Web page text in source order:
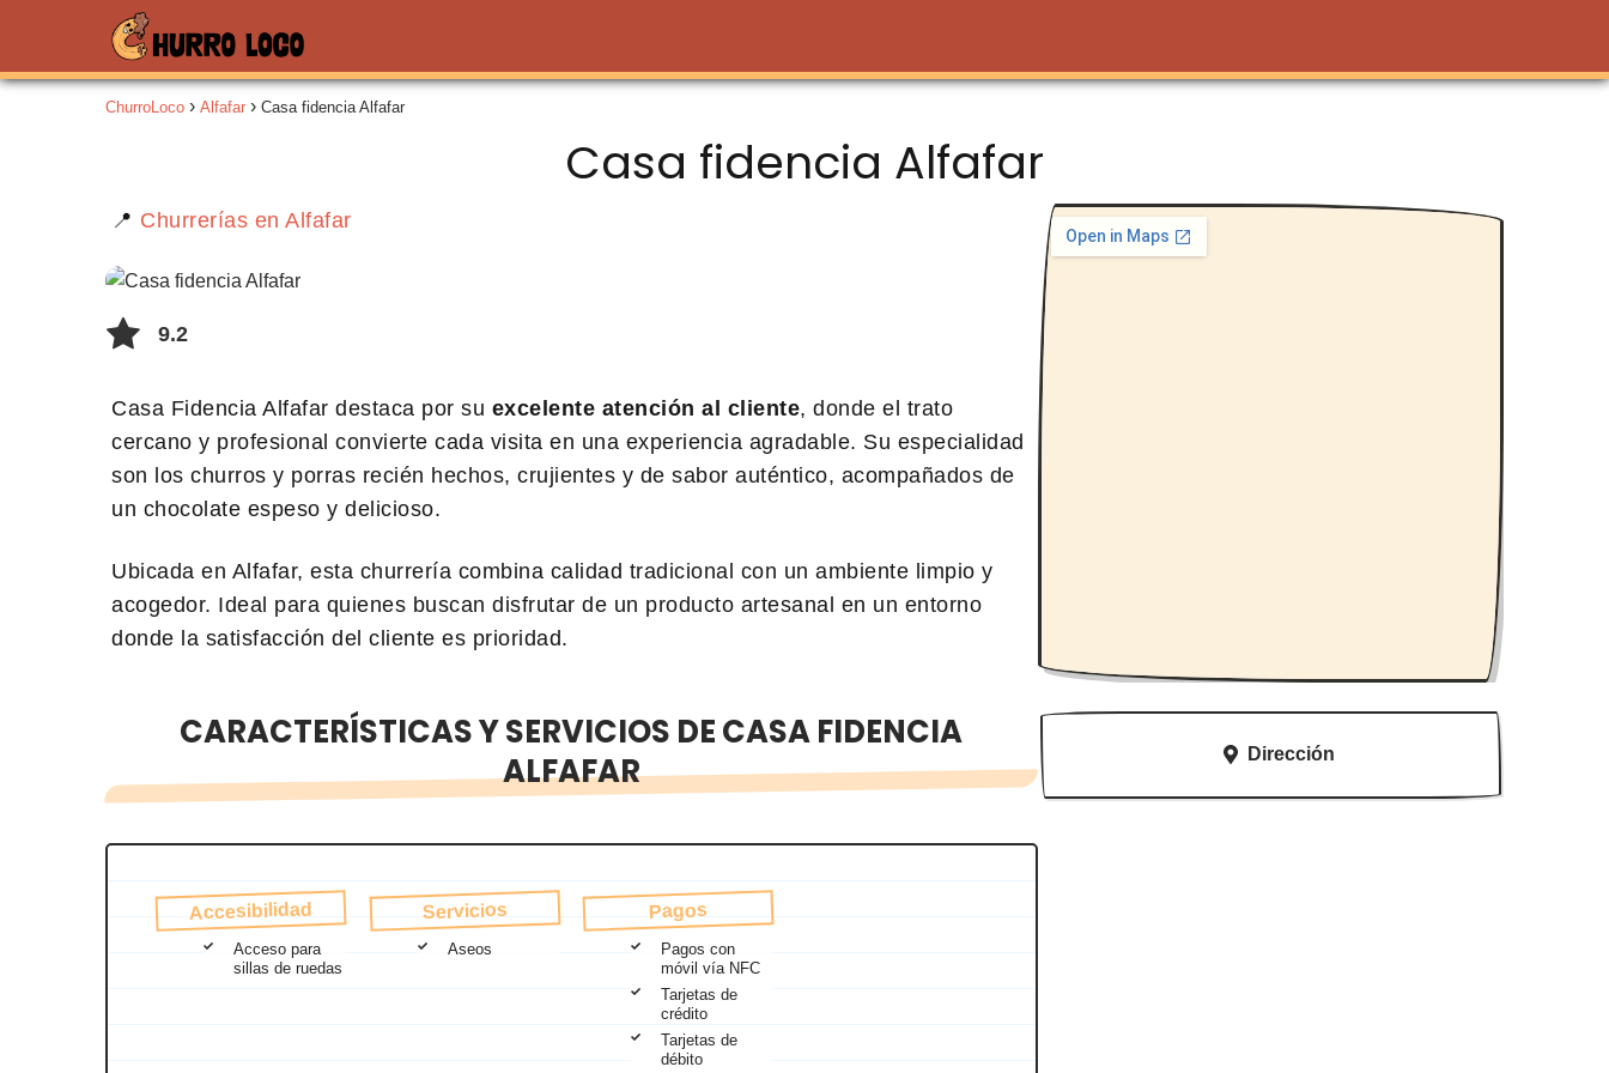
ChurroLoco Alfafar Casa fidencia Alfafar
Casa fidencia Alfafar
📍 Churrerías en Alfafar
9.2
Casa Fidencia Alfafar destaca por su excelente atención al cliente, donde el trato
cercano y profesional convierte cada visita en una experiencia agradable. Su especialidad
son los churros y porras recién hechos, crujientes y de sabor auténtico, acompañados de
un chocolate espeso y delicioso.
Ubicada en Alfafar, esta churrería combina calidad tradicional con un ambiente limpio y
acogedor. Ideal para quienes buscan disfrutar de un producto artesanal en un entorno
donde la satisfacción del cliente es prioridad.
CARACTERÍSTICAS Y SERVICIOS DE CASA FIDENCIA
ALFAFAR
Accesibilidad
Acceso para
sillas de ruedas
Servicios
Aseos
Pagos
Pagos con
móvil vía NFC
Tarjetas de
crédito
Tarjetas de
débito
Dirección